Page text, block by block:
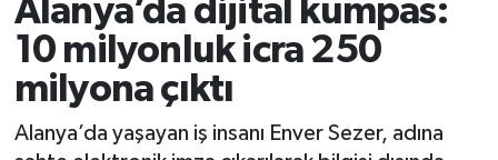
Alanya’da dijital kumpas:
10 milyonluk icra 250
milyona çıktı
Alanya’da yaşayan iş insanı Enver Sezer, adına
Spor
Turizm
Ekonomi
Tüm Manşetler
Son Dakika Haberleri
Haber Arşivi